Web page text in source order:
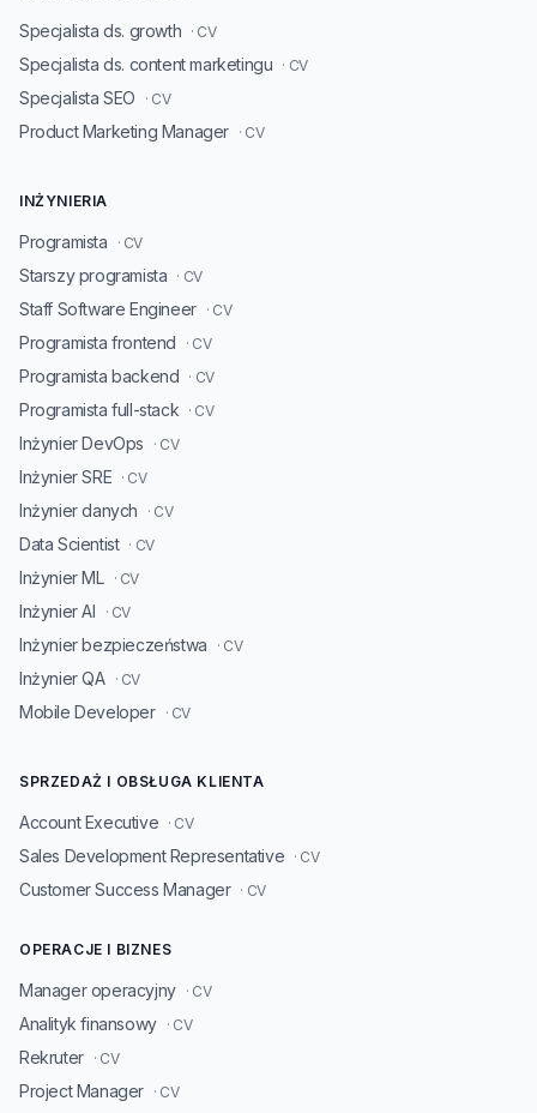
Specjalista ds. growth · CV
Specjalista ds. content marketingu · CV
Specjalista SEO · CV
Product Marketing Manager · CV
INŻYNIERIA
Programista · CV
Starszy programista · CV
Staff Software Engineer · CV
Programista frontend · CV
Programista backend · CV
Programista full-stack · CV
Inżynier DevOps · CV
Inżynier SRE · CV
Inżynier danych · CV
Data Scientist · CV
Inżynier ML · CV
Inżynier AI · CV
Inżynier bezpieczeństwa · CV
Inżynier QA · CV
Mobile Developer · CV
SPRZEDAŻ I OBSŁUGA KLIENTA
Account Executive · CV
Sales Development Representative · CV
Customer Success Manager · CV
OPERACJE I BIZNES
Manager operacyjny · CV
Analityk finansowy · CV
Rekruter · CV
Project Manager · CV